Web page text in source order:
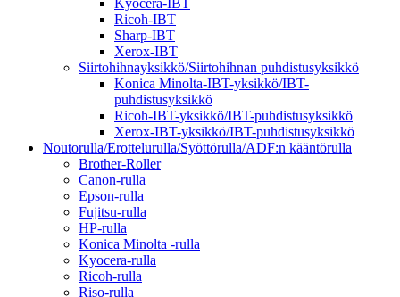
Ricoh-IBT
Sharp-IBT
Xerox-IBT
Siirtohihnayksikkö/Siirtohihnan puhdistusyksikkö
Konica Minolta-IBT-yksikkö/IBT-
puhdistusyksikkö
Ricoh-IBT-yksikkö/IBT-puhdistusyksikkö
Xerox-IBT-yksikkö/IBT-puhdistusyksikkö
Noutorulla/Erottelurulla/Syöttörulla/ADF:n kääntörulla
Brother-Roller
Canon-rulla
Epson-rulla
Fujitsu-rulla
HP-rulla
Konica Minolta -rulla
Kyocera-rulla
Ricoh-rulla
Riso-rulla